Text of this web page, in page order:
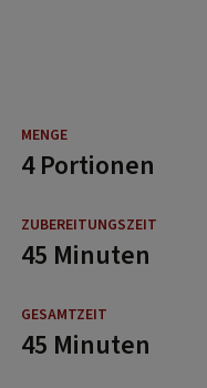
4 Portionen
45 Minuten
45 Minuten